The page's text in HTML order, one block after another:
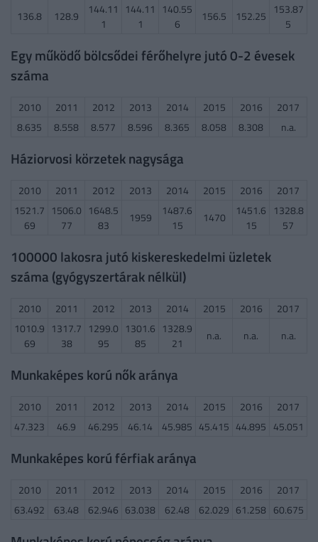
136.8
128.9
144.11
1
144.11
1
140.55
6
156.5 152.25
153.87
5
Egy működő bölcsődei férőhelyre jutó 0-2 évesek
száma
2010 2011 2012 2013 2014 2015 2016
2017
8.635
8.558 8.577 8.596 8.365 8.058 8.308 n.a.
Háziorvosi körzetek nagysága
2010 2011 2012 2013 2014 2015 2016
2017
1521.7
69
1506.0
77
1648.5
83
1959
1487.6
15
1470
1451.6
15
1328.8
57
100000 lakosra jutó kiskereskedelmi üzletek
száma (gyógyszertárak nélkül)
2010 2011 2012 2013 2014 2015 2016
2017
1010.9
69
1317.7
38
1299.0
95
1301.6
85
1328.9
21
n.a. n.a. n.a.
Munkaképes korú nők aránya
2010 2011 2012 2013 2014 2015 2016
2017
47.323
46.9 46.295 46.14 45.985 45.415 44.895 45.051
Munkaképes korú férfiak aránya
2010 2011 2012 2013 2014 2015 2016
2017
63.492
63.48 62.946 63.038 62.48 62.029 61.258 60.675